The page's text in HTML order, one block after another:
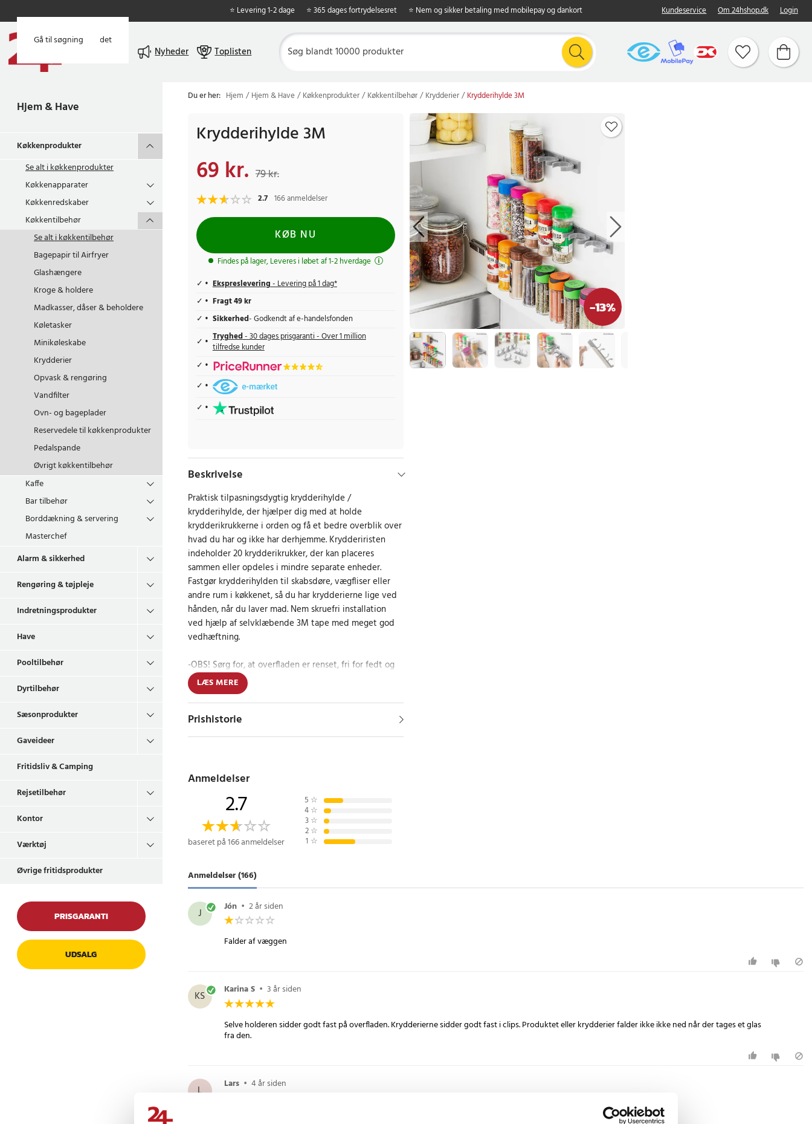
Gå til hovedindholdet
Gå til søgning
⭐ Levering 1-2 dage ⭐ 365 dages fortrydelsesret ⭐ Nem og sikker betaling med mobilepay og dankort Kundeservice Om 24hshop.dk Login
Nyheder Toplisten
Hjem & Have
Køkkenprodukter
Se alt ikøkkenprodukter
Køkkenapparater
Køkkenredskaber
Køkkentilbehør
Se alt ikøkkentilbehør
Bagepapir til Airfryer
Glashængere
Kroge & holdere
Madkasser, dåser & beholdere
Køletasker
Minikøleskabe
Krydderier
Opvask & rengøring
Vandfilter
Ovn- og bageplader
Reservedele til køkkenprodukter
Pedalspande
Øvrigt køkkentilbehør
Kaffe
Bar tilbehør
Borddækning & servering
Masterchef
Alarm & sikkerhed
Rengøring & tøjpleje
Indretningsprodukter
Have
Pooltilbehør
Dyrtilbehør
Sæsonprodukter
Gaveideer
Fritidsliv & Camping
Rejsetilbehør
Kontor
Værktøj
Øvrige fritidsprodukter
PRISGARANTI
UDSALG
Du er her: Hjem Hjem & Have Køkkenprodukter Køkkentilbehør Krydderier Krydderihylde 3M
-13%
Krydderihylde 3M
Nuværende pris
69 kr. 79 kr.
2.7 166 anmeldelser
KØB NU
Findes på lager, Leveres i løbet af 1-2 hverdage
Ekspreslevering- Levering på 1 dag*
Fragt 49 kr
Sikkerhed- Godkendt af e-handelsfonden
Tryghed- 30 dages prisgaranti - Over 1 million
tilfredse kunder
Beskrivelse
Praktisk tilpasningsdygtig krydderihylde /
krydderihylde, der hjælper dig med at holde
krydderikrukkerne i orden og få et bedre overblik over
hvad du har og ikke har derhjemme. Krydderiristen
indeholder 20 krydderikrukker, der kan placeres
sammen eller opdeles i mindre separate enheder.
Fastgør krydderihylden til skabsdøre, vægfliser eller
andre rum i køkkenet, så du har krydderierne lige ved
hånden, når du laver mad. Nem skruefri installation
ved hjælp af selvklæbende 3M tape med meget god
vedhæftning.
-OBS! Sørg for, at overfladen er renset, fri for fedt og
tør inden montering, og lad den sidde i mindst 24
timer, inden du sætter krydderierne på plads.
Materiale: PVC
Kapacitet: 20 krydderibeholdere (5 enheder med 4
Velegnet til krydderikrukker med en diameter på ca.
-OBS! Sørg for, at overfladen er ren, fedtfri og tør
inden installation, og lad den sidde i mindst 24 timer,
inden du anvender hylden.
LÆS MERE
Prishistorie
Anmeldelser
2.7
baseret på 166 anmeldelser
5 ☆
4 ☆
3 ☆
2 ☆
1 ☆
Anmeldelser (166)
J Jón • 2 år siden
Falder af væggen
KS Karina S • 3 år siden
Selve holderen sidder godt fast på overfladen. Krydderierne sidder godt fast i clips. Produktet eller krydderier falder ikke ikke ned når der tages et glas
fra den.
L Lars • 4 år siden